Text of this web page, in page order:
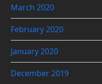
March 2020
February 2020
January 2020
December 2019